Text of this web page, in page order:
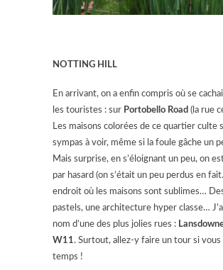
NOTTING HILL
En arrivant, on a enfin compris où se
les touristes : sur Portobello Road (la rue
Les maisons colorées de ce quartier culte
sympas à voir, même si la foule gâche un
Mais surprise, en s’éloignant un peu, on
par hasard (on s’était un peu perdus en
endroit où les maisons sont sublimes…
pastels, une architecture hyper classe…
nom d’une des plus jolies rues :
W11. Surtout, allez-y faire un tour si vous
temps !